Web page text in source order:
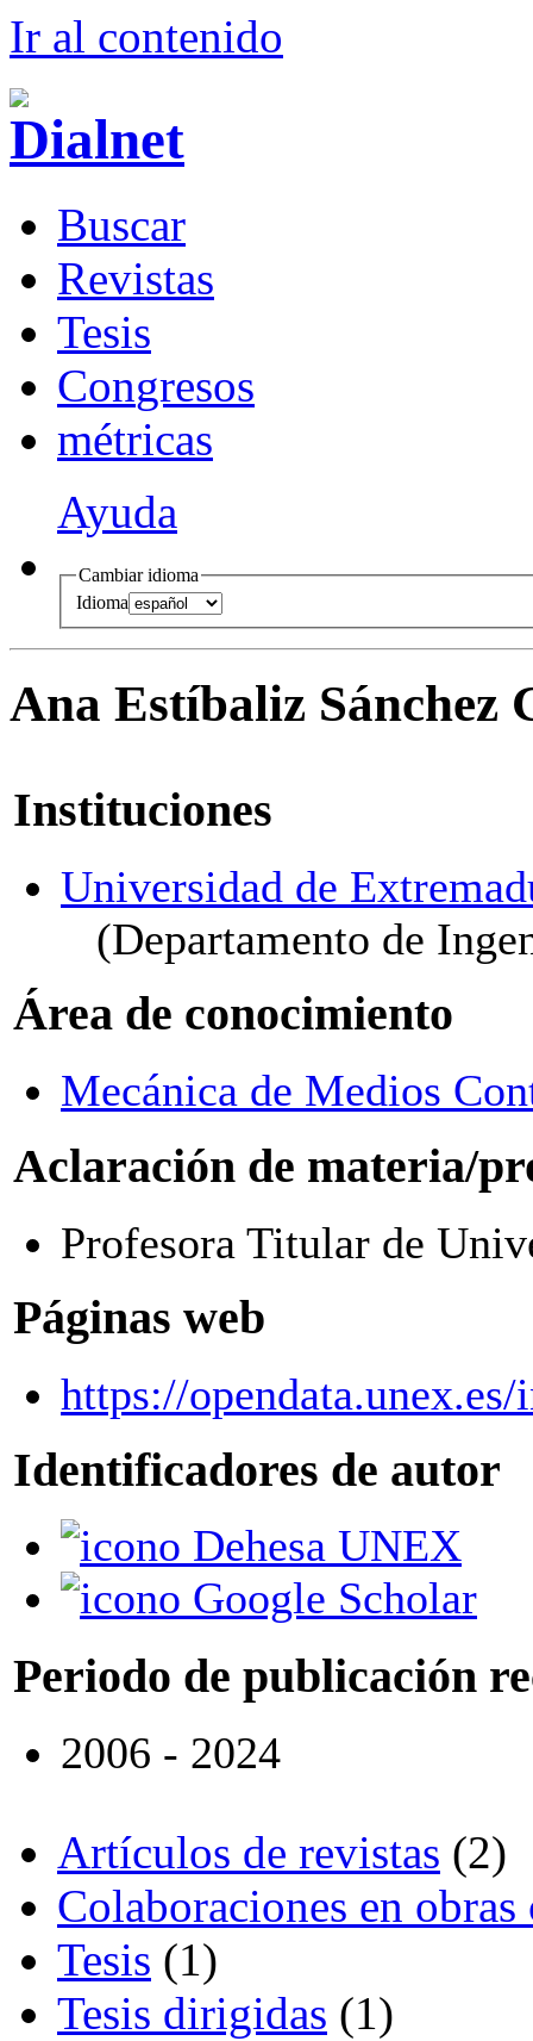
Ir al contenido
Buscar
Revistas
Tesis
Congresos
métricas
Ayuda
Cambiar idioma
Idioma
Ana Estíbaliz Sánchez
Instituciones
Universidad de
(Departamento de
Área de conocimiento
Mecánica de Medios
Aclaración de materia/
Profesora Titular de
Páginas web
https://
Identificadores de autor
Dehesa UNEX
Google Scholar
Periodo de publicación
2006 - 2024
Artículos de revistas (2)
Colaboraciones en
Tesis (1)
Tesis dirigidas (1)